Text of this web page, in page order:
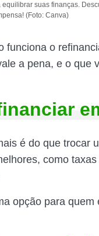
suas finanças.
(Foto: Canva)
funciona o
a pena, e o que
é do que trocar
como
opção para